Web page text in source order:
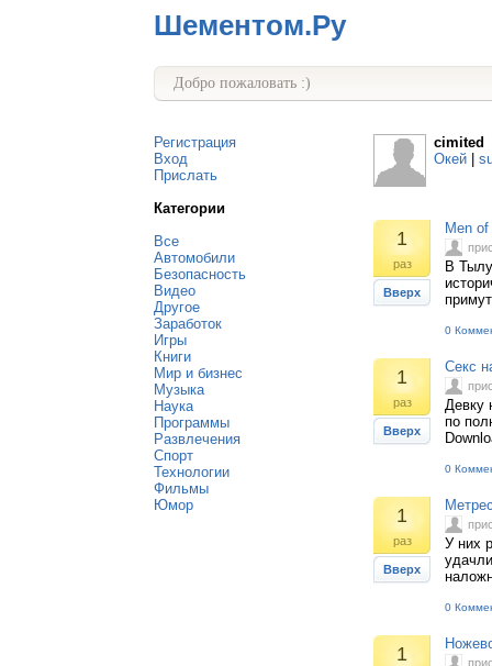
Шементом.Ру
Добро пожаловать :)
Регистрация
Вход
Прислать
Категории
Все
Автомобили
Безопасность
Видео
Другое
Заработок
Игры
Книги
Мир и бизнес
Музыка
Наука
Программы
Развлечения
Спорт
Технологии
Фильмы
Юмор
cimited
Окей
1
раз
Вверх
Men
В
0
1
раз
Вверх
Секс
Девку
по
0
1
раз
Вверх
У них
0
1